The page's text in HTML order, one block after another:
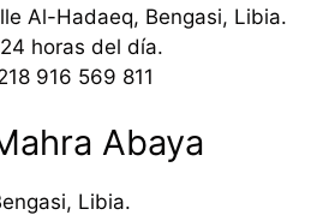
Al-Hadaeq, Bengasi, Libia.
horas del día.
916 569 811
Abaya
Libia.